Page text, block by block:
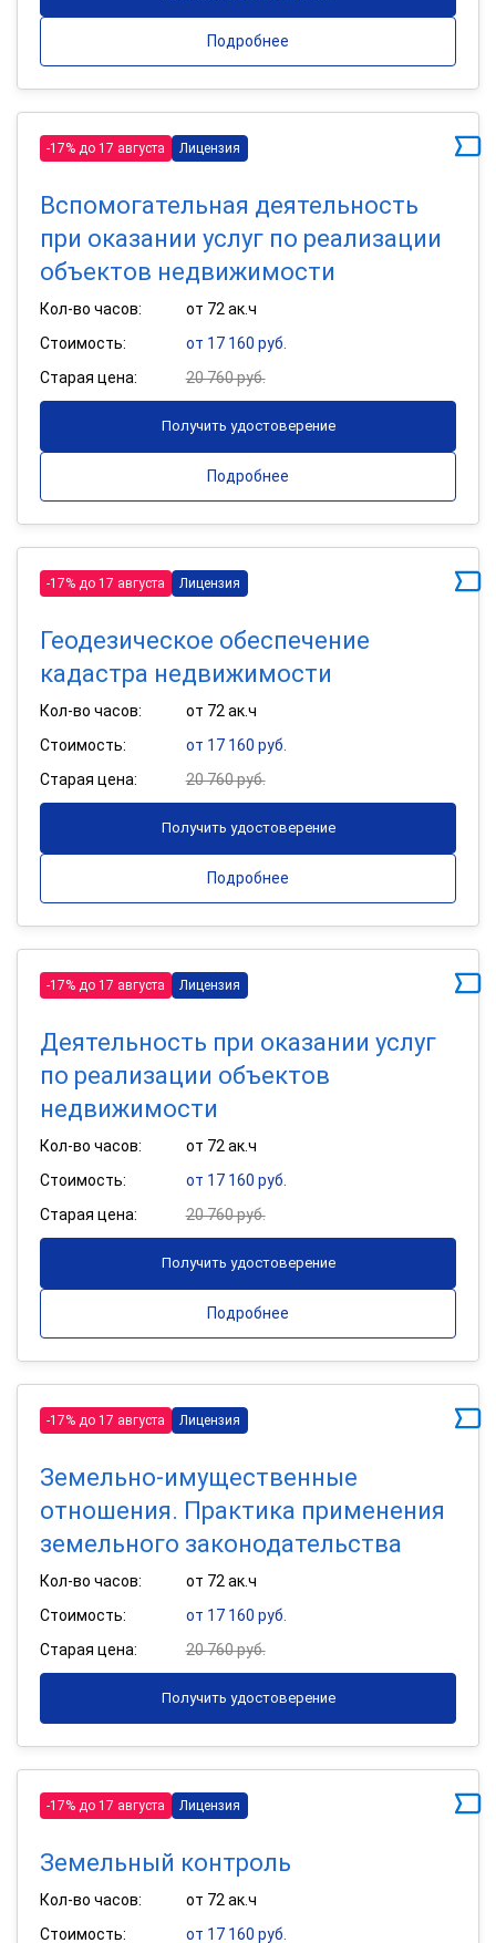
Подробнее
-17% до 17 августа Лицензия
Вспомогательная деятельность
при оказании услуг по реализации
объектов недвижимости
Кол-во часов:
от 72 ак.ч
Стоимость:
от 17 160 руб.
Старая цена:
20 760 руб.
Получить удостоверение
Подробнее
-17% до 17 августа Лицензия
Геодезическое обеспечение
кадастра недвижимости
Кол-во часов:
от 72 ак.ч
Стоимость:
от 17 160 руб.
Старая цена:
20 760 руб.
Получить удостоверение
Подробнее
-17% до 17 августа Лицензия
Деятельность при оказании услуг
по реализации объектов
недвижимости
Кол-во часов:
от 72 ак.ч
Стоимость:
от 17 160 руб.
Старая цена:
20 760 руб.
Получить удостоверение
Подробнее
-17% до 17 августа Лицензия
Земельно-имущественные
отношения. Практика применения
земельного законодательства
Кол-во часов:
от 72 ак.ч
Стоимость:
от 17 160 руб.
Старая цена:
20 760 руб.
Получить удостоверение
-17% до 17 августа Лицензия
Земельный контроль
Кол-во часов:
от 72 ак.ч
Стоимость:
от 17 160 руб.